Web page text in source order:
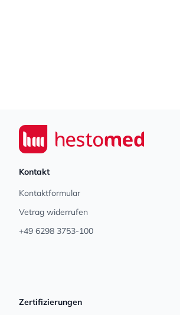
Seiwert GmbH
Kontakt
Kontaktformular
Vetrag widerrufen
+49 6298 3753-100
Zertifizierungen